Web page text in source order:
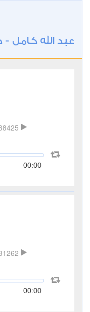
عبد الله
00:00
00:00